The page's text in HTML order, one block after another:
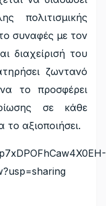
πολιτισμικής
συναφές με τον
διαχείρισή του
ζωντανό
το προσφέρει
σε κάθε
το αξιοποιήσει.